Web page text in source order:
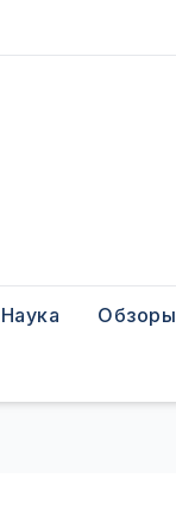
Наука Обзоры